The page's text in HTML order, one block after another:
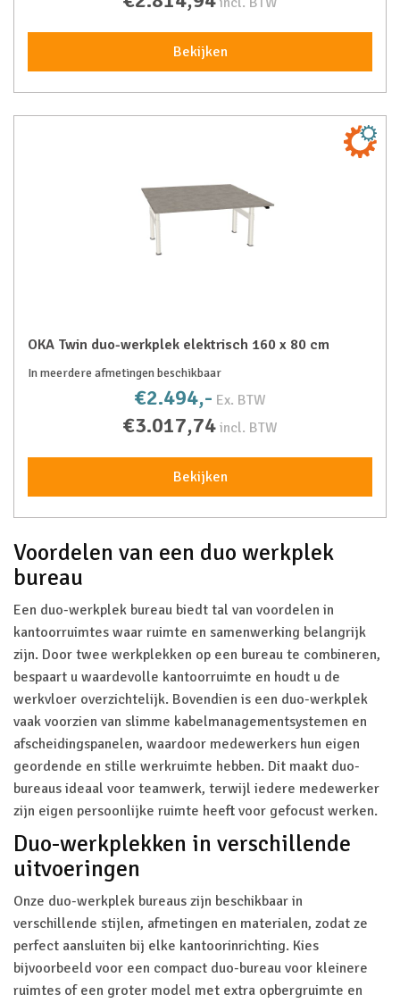
Bekijken
OKA Twin duo-werkplek elektrisch 160 x 80 cm
In meerdere afmetingen beschikbaar
€2.494,- Ex. BTW
€3.017,74 incl. BTW
Bekijken
Voordelen van een duo werkplek
bureau
Een duo-werkplek bureau biedt tal van voordelen in
kantoorruimtes waar ruimte en samenwerking belangrijk
zijn. Door twee werkplekken op een bureau te combineren,
bespaart u waardevolle kantoorruimte en houdt u de
werkvloer overzichtelijk. Bovendien is een duo-werkplek
vaak voorzien van slimme kabelmanagementsystemen en
afscheidingspanelen, waardoor medewerkers hun eigen
geordende en stille werkruimte hebben. Dit maakt duo-
bureaus ideaal voor teamwerk, terwijl iedere medewerker
zijn eigen persoonlijke ruimte heeft voor gefocust werken.
Duo-werkplekken in verschillende
uitvoeringen
Onze duo-werkplek bureaus zijn beschikbaar in
verschillende stijlen, afmetingen en materialen, zodat ze
perfect aansluiten bij elke kantoorinrichting. Kies
bijvoorbeeld voor een compact duo-bureau voor kleinere
ruimtes of een groter model met extra opbergruimte en